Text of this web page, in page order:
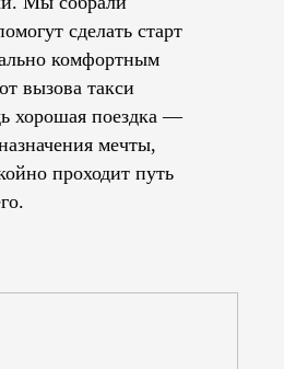
сделать старт
комфортным
вызова такси
хорошая поездка —
мечты,
проходит путь